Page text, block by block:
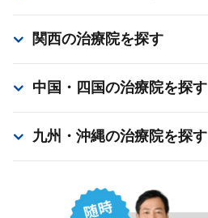
関西の治療院を探す
中国・四国の治療院を探す
九州・沖縄の治療院を探す